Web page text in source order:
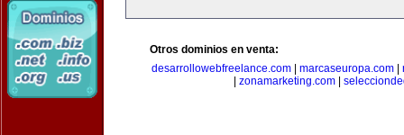
Otros dominios en venta:
desarrollowebfreelance.com| marcaseuropa.com|
zonamarketing.com